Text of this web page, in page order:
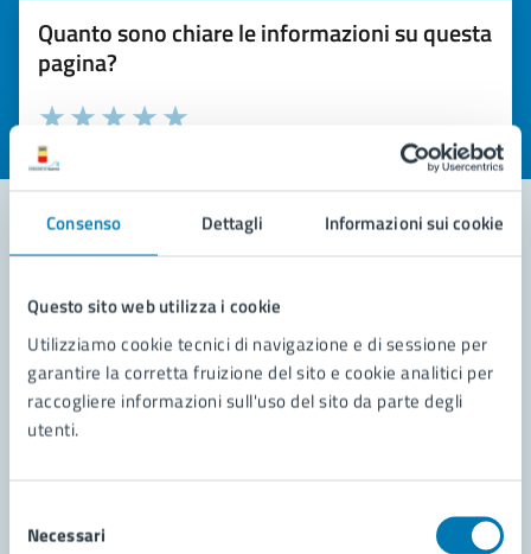
Consenso Dettagli Informazioni sui cookie
Questo sito web utilizza i cookie
Utilizziamo cookie tecnici di navigazione e di sessione per
garantire la corretta fruizione del sito e cookie analitici per
raccogliere informazioni sull'uso del sito da parte degli
utenti.
delNecessari
Quanto sono chiare le informazioni su questa
pagina?
Valuta la chiarezza delle informazioni (da 1 a 5 stelle)
Seleziona il numero di stelle per valutare la chiarezza delle
Valuta 1 stelle su 5
Richiedi assistenza
Segnala disservizio